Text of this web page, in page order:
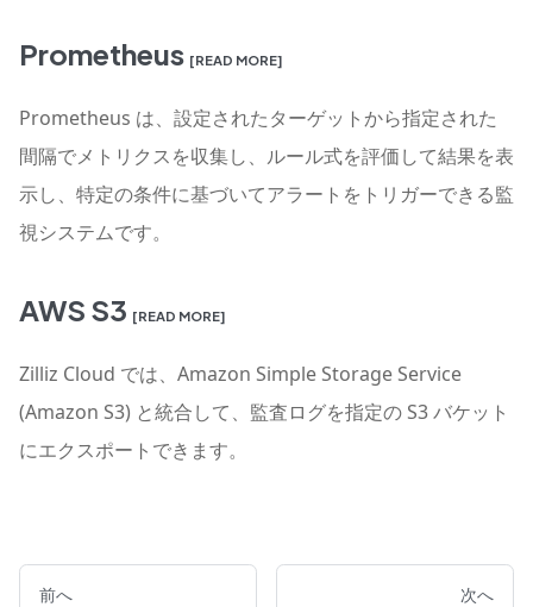
Prometheus [READ MORE]
Prometheus は、設定されたターゲットから指定された
間隔でメトリクスを収集し、ルール式を評価して結果を表
示し、特定の条件に基づいてアラートをトリガーできる監
視システムです。
AWS S3 [READ MORE]
Zilliz Cloud では、Amazon Simple Storage Service
(Amazon S3) と統合して、監査ログを指定の S3 バケット
にエクスポートできます。
前へ 次へ